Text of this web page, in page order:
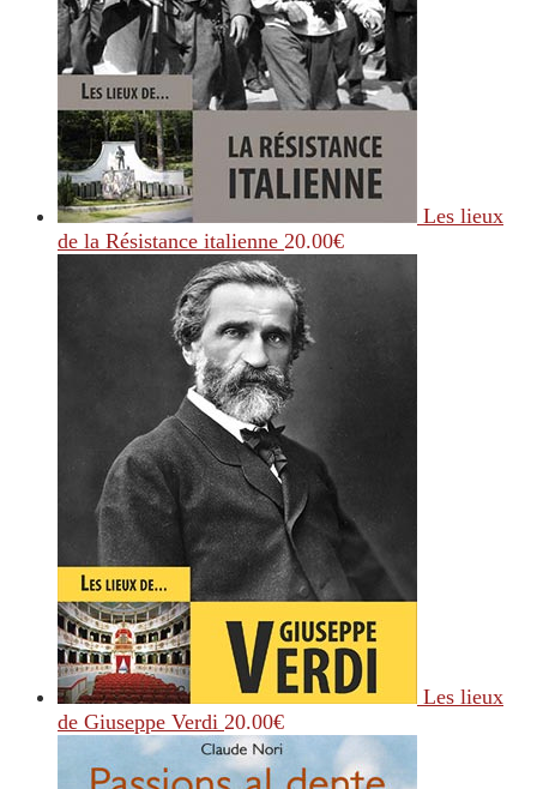
Les lieux
de la Résistance italienne 20.00€
Les lieux
de Giuseppe Verdi 20.00€